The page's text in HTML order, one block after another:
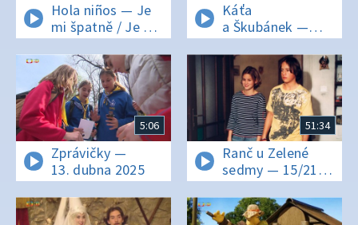
Hola niños — Je
mi špatně / Je mi
dobře
Káťa
a Škubánek —
Hledáme mladé
talenty
5:06
Zprávičky —
13. dubna 2025
51:34
Ranč u Zelené
sedmy — 15/21
Ranč U Zelené
sedmy